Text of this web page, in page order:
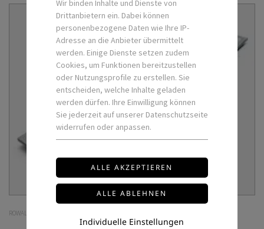
ROWALUX
Wir binden Inhalte und Dienste von
Drittanbietern ein. Dabei können
personenbezogene Daten wie Ihre IP-
Adresse an die Anbieter übermittelt
werden. Einige Dienste setzen zudem
Cookies, um Funktionen bereitzustellen
oder Nutzungsprofile zu erstellen. Sie
entscheiden, welche Inhalte geladen
werden dürfen. Ihre Einwilligung können
Sie jederzeit auf unserer Datenschutzseite
widerrufen oder anpassen.
Individuelle Einstellungen